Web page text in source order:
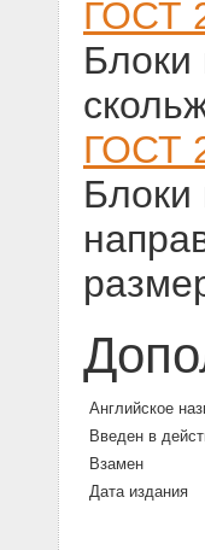
ГОСТ
ГОСТ
Блоки
Английское
Введен в
Взамен
Дата издания